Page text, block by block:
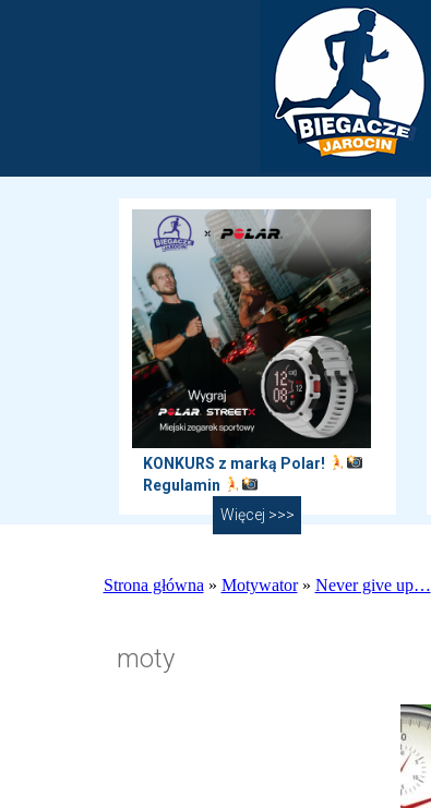
KONKURS z marką Polar!
Regulamin
Więcej >>>
Strona główna » Motywator» Never give up…
moty